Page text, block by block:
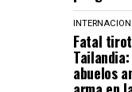
Fatal
abuelos